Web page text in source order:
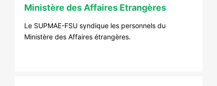
Ministère des Affaires Etrangères
Le SUPMAE-FSU syndique les personnels du
Ministère des Affaires étrangères.